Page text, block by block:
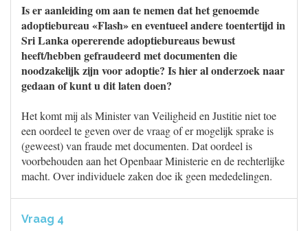
Is er aanleiding om aan te nemen dat het genoemde
adoptiebureau «Flash» en eventueel andere toentertijd in
Sri Lanka opererende adoptiebureaus bewust
heeft/hebben gefraudeerd met documenten die
noodzakelijk zijn voor adoptie? Is hier al onderzoek naar
gedaan of kunt u dit laten doen?
Het komt mij als Minister van Veiligheid en Justitie niet toe
een oordeel te geven over de vraag of er mogelijk sprake is
(geweest) van fraude met documenten. Dat oordeel is
voorbehouden aan het Openbaar Ministerie en de rechterlijke
macht. Over individuele zaken doe ik geen mededelingen.
Vraag 4